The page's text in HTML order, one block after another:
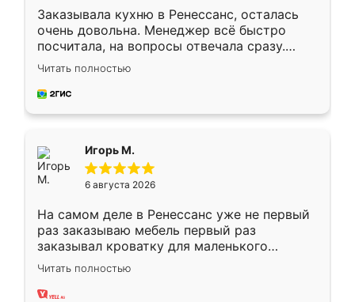
Заказывала кухню в Ренессанс, осталась
очень довольна. Менеджер всё быстро
посчитала, на вопросы отвечала сразу.
Замерщик приехал в субботу, подошёл к
делу со всей ответственностью. Собрали
за день, ребята работали аккуратно, даже
Читать полностью
Игорь М.
6 августа 2026
На самом деле в Ренессанс уже не первый
раз заказываю мебель первый раз
заказывал кроватку для маленького
ребёнка при его рождении ,во второй раз
заказал шкаф-купе. По качеству очень
хорошее сборка достаточно быстрая,
Читать полностью